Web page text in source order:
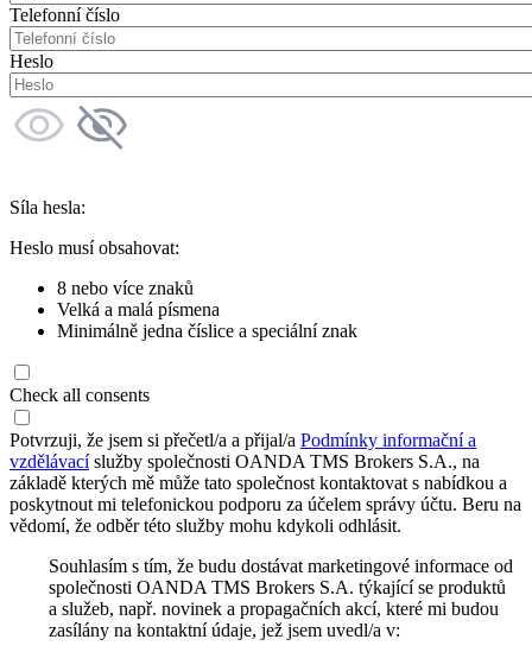
Telefonní číslo
Heslo
Síla hesla:
Heslo musí obsahovat:
8 nebo více znaků
Velká a malá písmena
Minimálně jedna číslice a speciální znak
Check all consents
Potvrzuji, že jsem si přečetl/a a přijal/a Podmínky informační a
vzdělávacíslužby společnosti OANDA TMS Brokers S.A., na
základě kterých mě může tato společnost kontaktovat s nabídkou a
poskytnout mi telefonickou podporu za účelem správy účtu. Beru na
vědomí, že odběr této služby mohu kdykoli odhlásit.
Souhlasím s tím, že budu dostávat marketingové informace od
společnosti OANDA TMS Brokers S.A. týkající se produktů
a služeb, např. novinek a propagačních akcí, které mi budou
zasílány na kontaktní údaje, jež jsem uvedl/a v: